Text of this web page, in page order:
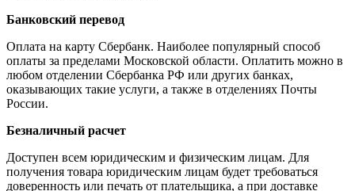
Банковский перевод
Оплата на карту Сбербанк. Наиболее популярный способ
оплаты за пределами Московской области. Оплатить можно в
любом отделении Сбербанка РФ или других банках,
оказывающих такие услуги, а также в отделениях Почты
России.
Безналичный расчет
Доступен всем юридическим и физическим лицам. Для
получения товара юридическим лицам будет требоваться
доверенность или печать от плательщика, а при доставке